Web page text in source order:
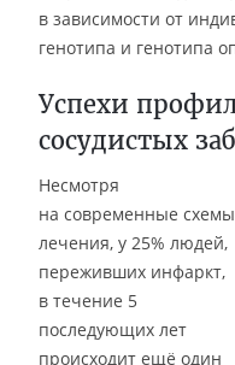
в зависимости от
генотипа и генотипа
Успехи
сосудистых
Несмотря
на современные схемы
лечения, у 25% людей,
переживших инфаркт,
в течение 5
последующих лет
происходит ещё один